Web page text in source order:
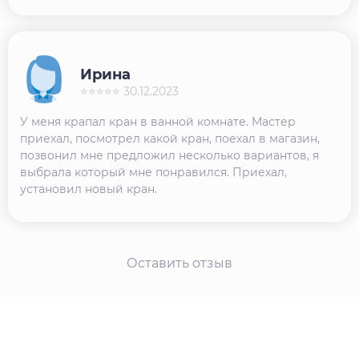
У меня крапал кран в ванной комнате. Мастер
приехал, посмотрел какой кран, поехал в магазин,
позвонил мне предложил несколько вариантов, я
выбрала который мне понравился. Приехал,
установил новый кран.
Ирина
⭐⭐⭐⭐⭐ 30.12.2023
Оставить отзыв